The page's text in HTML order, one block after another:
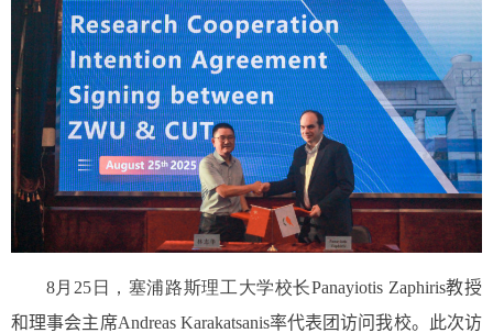
8月 25日，塞浦路斯理工大学校长Panayiotis Zaphiris教授
和理事会主席Andreas Karakatsanis率代表团访问我校。
此次访